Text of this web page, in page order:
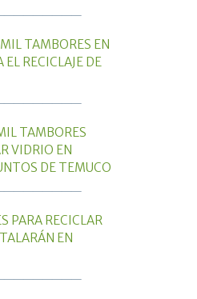
TAMBORES EN
RECICLAJE DE
TAMBORES
VIDRIO EN
DE TEMUCO
PARA RECICLAR
EN